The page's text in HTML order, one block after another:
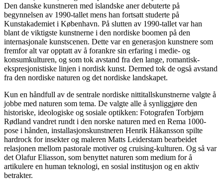
Den danske kunstneren med islandske aner debuterte på
begynnelsen av 1990-tallet mens han fortsatt studerte på
Kunstakademiet i København. På slutten av 1990-tallet var han
blant de viktigste kunstnerne i den nordiske boomen på den
internasjonale kunstscenen. Dette var en generasjon kunstnere som
fremfor alt var opptatt av å forankre sin erfaring i medie- og
konsumkulturen, og som tok avstand fra den lange, romantisk-
ekspresjonistiske linjen i nordisk kunst. Dermed tok de også avstand
fra den nordiske naturen og det nordiske landskapet.
Kun en håndfull av de sentrale nordiske nittitallskunstnerne valgte å
jobbe med naturen som tema. De valgte alle å synliggjøre den
historiske, ideologiske og sosiale optikken: Fotografen Torbjørn
Rødland vandret rundt i den norske naturen med en Rema 1000-
pose i hånden, installasjonskunstneren Henrik Håkansson spilte
hardrock for insekter og maleren Matts Leiderstam bearbeidet
relasjonen mellom pastorale motiver og cruising-kulturen. Og så var
det Olafur Eliasson, som benyttet naturen som medium for å
artikulere en human teknologi, en sosial institusjon og en aktiv
betrakter.